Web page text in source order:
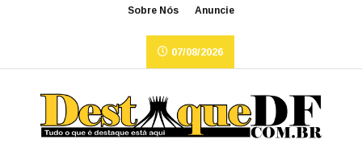
Sobre Nós Anuncie
07/08/2026